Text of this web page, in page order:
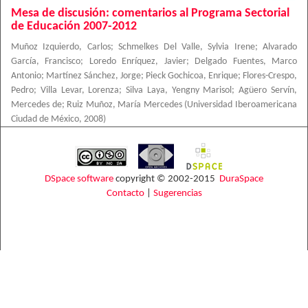
Mesa de discusión: comentarios al Programa Sectorial
de Educación 2007-2012
Muñoz Izquierdo, Carlos;Schmelkes Del Valle, Sylvia Irene; Alvarado
García, Francisco; Loredo Enríquez, Javier;
Delgado Fuentes, Marco
Antonio; Martínez Sánchez, Jorge; Pieck Gochicoa, Enrique; Flores-Crespo,
Pedro; Villa Levar, Lorenza;Silva Laya, Yengny Marisol ;Agüero Servín,
Mercedes de; Ruiz Muñoz, María Mercedes (Universidad Iberoamericana
Ciudad de México, 2008)
DSpace software copyright © 2002-2015 DuraSpace
Contacto| Sugerencias